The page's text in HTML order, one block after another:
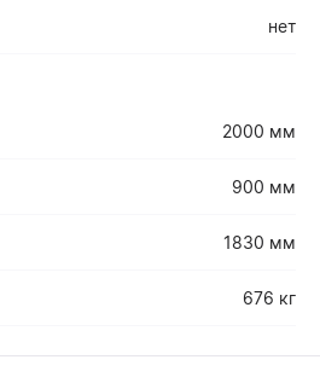
нет
2000 мм
900 мм
1830 мм
676 кг